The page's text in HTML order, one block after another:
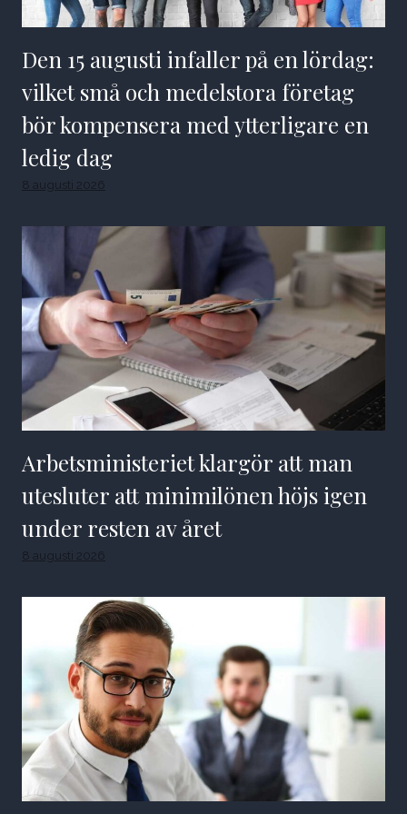
Den 15 augusti infaller på en lördag:
vilket små och medelstora företag
bör kompensera med ytterligare en
ledig dag
8 augusti 2026
Arbetsministeriet klargör att man
utesluter att minimilönen höjs igen
under resten av året
8 augusti 2026